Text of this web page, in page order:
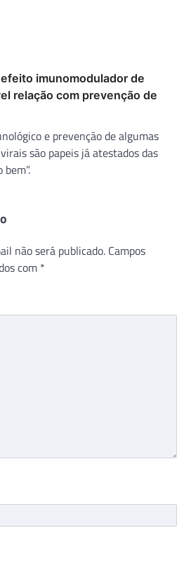
imunomodulador de
relação com prevenção de
e prevenção de algumas
são papeis já atestados das
não será publicado. Campos
com *